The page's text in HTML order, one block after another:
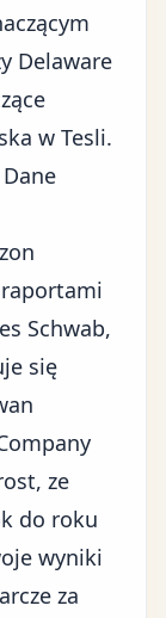
Delaware
w Tesli.
Schwab,
się
ze
do roku
wyniki
za